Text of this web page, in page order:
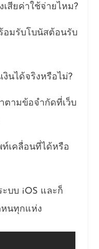
เสียค่าใช้จ่ายไหม?
อมรับโบนัสต้อนรับ
งินได้จริงหรือไม่?
ตามข้อจำกัดที่เว็บ
ท์เคลื่อนที่ได้หรือ
ะบบ iOS และก็
หนทุกแห่ง